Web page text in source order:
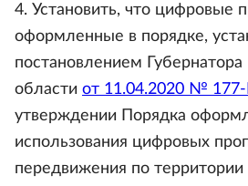
4. Установить, что цифровые
оформленные в порядке,
постановлением
области от 11.04.2020 №
утверждении Порядка
использования цифровых
передвижения по